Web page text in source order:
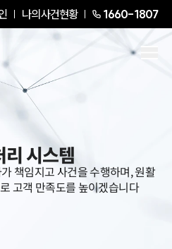
나의사건현황 1660-1807
리 시스템
책임지고 사건을 수행하며, 원활
고객 만족도를 높이겠습니다